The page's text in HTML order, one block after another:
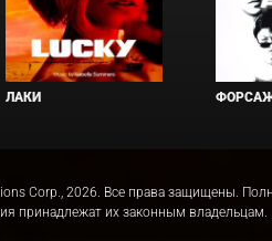
ЛАКИ
Corp., 2026. Все права защищены.
принадлежат их законным владельцам.